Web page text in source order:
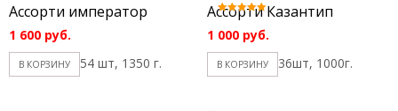
Ассорти император
1 600 руб.
В КОРЗИНУ 54 шт, 1350 г.
Ассорти Казантип
Оценка
из 5
1 000 руб.
В КОРЗИНУ 36шт, 1000г.